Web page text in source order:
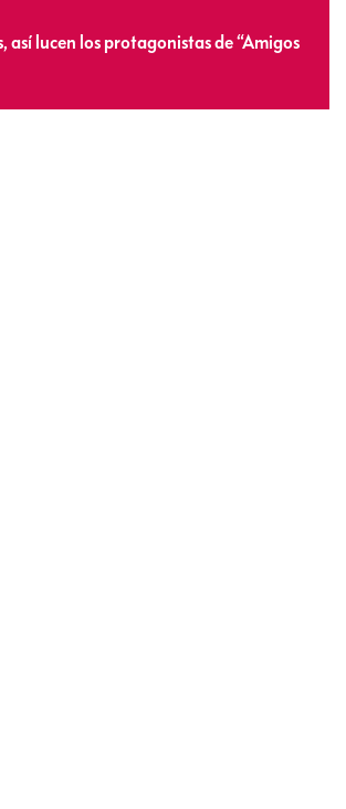
así lucen los protagonistas de “Amigos